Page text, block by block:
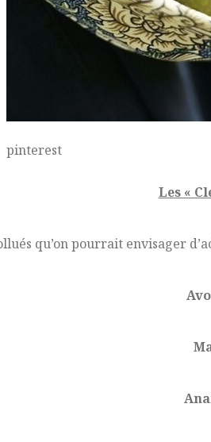
pinterest
Les «
qu’on pourrait envisager